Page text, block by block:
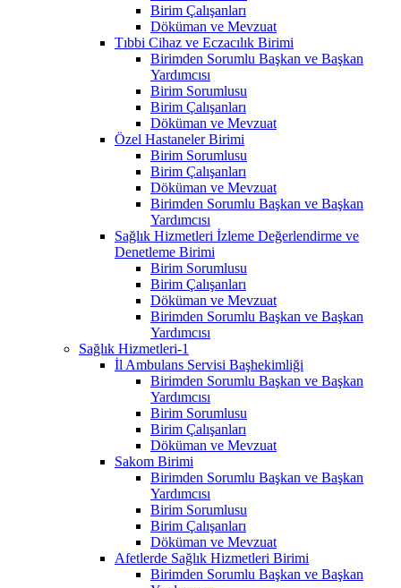
Birim Çalışanları
Döküman ve Mevzuat
Tıbbi Cihaz ve Eczacılık Birimi
Birimden Sorumlu Başkan ve Başkan
Yardımcısı
Birim Sorumlusu
Birim Çalışanları
Döküman ve Mevzuat
Özel Hastaneler Birimi
Birim Sorumlusu
Birim Çalışanları
Döküman ve Mevzuat
Birimden Sorumlu Başkan ve Başkan
Yardımcısı
Sağlık Hizmetleri İzleme Değerlendirme ve
Denetleme Birimi
Birim Sorumlusu
Birim Çalışanları
Döküman ve Mevzuat
Birimden Sorumlu Başkan ve Başkan
Yardımcısı
Sağlık Hizmetleri-1
İl Ambulans Servisi Başhekimliği
Birimden Sorumlu Başkan ve Başkan
Yardımcısı
Birim Sorumlusu
Birim Çalışanları
Döküman ve Mevzuat
Sakom Birimi
Birimden Sorumlu Başkan ve Başkan
Yardımcısı
Birim Sorumlusu
Birim Çalışanları
Döküman ve Mevzuat
Afetlerde Sağlık Hizmetleri Birimi
Birimden Sorumlu Başkan ve Başkan